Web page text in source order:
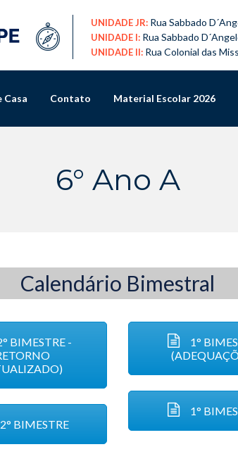
UNIDADE JR: Rua Sabbado
UNIDADE I: Rua Sabbado
UNIDADE II: Rua Colonial das
Casa Contato Material Escolar 2026
6° Ano A
Calendário Bimestral
BIMESTRE -
2° BIMESTRE
1°
1°